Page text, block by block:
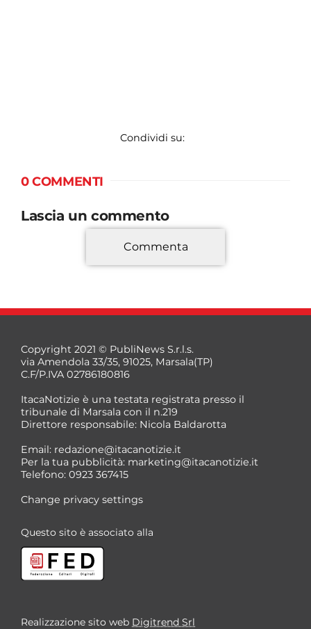
Condividi su:
0 COMMENTI
Lascia un commento
*
*
Commenta
Copyright 2021 © PubliNews S.r.l.s.
via Amendola 33/35, 91025, Marsala(TP)
C.F/P.IVA 02786180816
ItacaNotizie è una testata registrata presso il
tribunale di Marsala con il n.219
Direttore responsabile: Nicola Baldarotta
Email: redazione@itacanotizie.it
Per la tua pubblicità: marketing@itacanotizie.it
Telefono: 0923 367415
Change privacy settings
Questo sito è associato alla
Realizzazione sito web Digitrend Srl